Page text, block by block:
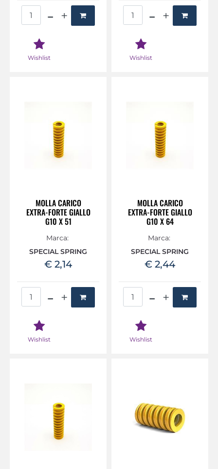
Wishlist Wishlist
MOLLA CARICO
EXTRA-FORTE GIALLO
G10 X 51
Marca:
SPECIAL SPRING
€ 2,14
Wishlist
MOLLA CARICO
EXTRA-FORTE GIALLO
G10 X 64
Marca:
SPECIAL SPRING
€ 2,44
Wishlist